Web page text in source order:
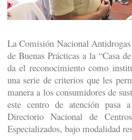
La Comisión Nacional
de Buenas Prácticas a la “Casa
da el reconocimiento como
una serie de criterios que les
manera a los consumidores de
este centro de atención pasa
Directorio Nacional de
Especializados, bajo modalidad